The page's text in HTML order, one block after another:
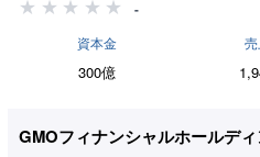
-
資本金
300億
GMOフィナンシャルホールデ